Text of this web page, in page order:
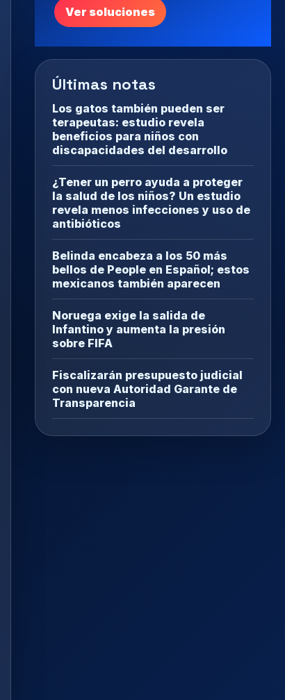
Ver soluciones
Últimas notas
Los gatos también pueden ser
terapeutas: estudio revela
beneficios para niños con
discapacidades del desarrollo
¿Tener un perro ayuda a proteger
la salud de los niños? Un estudio
revela menos infecciones y uso de
antibióticos
Belinda encabeza a los 50 más
bellos de People en Español; estos
mexicanos también aparecen
Noruega exige la salida de
Infantino y aumenta la presión
sobre FIFA
Fiscalizarán presupuesto judicial
con nueva Autoridad Garante de
Transparencia